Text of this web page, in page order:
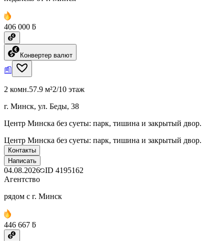
406 000 ƃ
Конвертер валют
2 комн.57.9 м²2/10 этаж
г. Минск, ул. Беды, 38
Центр Минска без суеты: парк, тишина и закрытый двор.
Центр Минска без суеты: парк, тишина и закрытый двор.
Контакты
Написать
04.08.2026 ID 4195162
Агентство
рядом с г. Минск
446 667 ƃ